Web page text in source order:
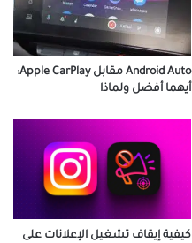
Android Auto مقابل Apple CarPlay:
أيهما أفضل ولماذا
كيفية إيقاف تشغيل الإعلانات على